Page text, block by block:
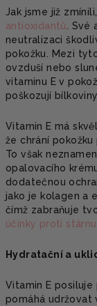
Jak jsme již
antioxidantů
.
neutralizaci
pokožku. Mezi
ovzduší nebo
vitaminu E v
poškozují
Vitamin E má
že chrání
To však
opalovacího
dodatečnou
jako je kolagen a
čímž zabraňuje
účinky proti
Hydratační a
Vitamin E posiluje
pomáhá udržovat